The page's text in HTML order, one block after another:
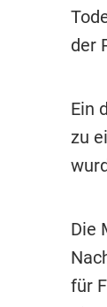
der
Ein
zu
Die
für